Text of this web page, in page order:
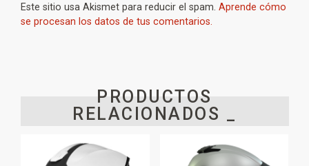
Este sitio usa Akismet para reducir el spam. Aprende cómo
se procesan los datos de tus comentarios.
PRODUCTOS
RELACIONADOS _